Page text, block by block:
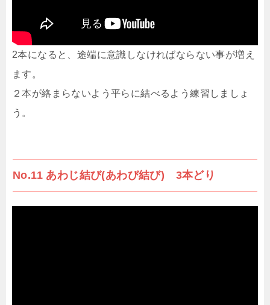
2本になると、途端に意識しなければならない事が増え
ます。
２本が絡まらないよう平らに結べるよう練習しましょ
う。
No.11 あわじ結び(あわび結び) 3本どり